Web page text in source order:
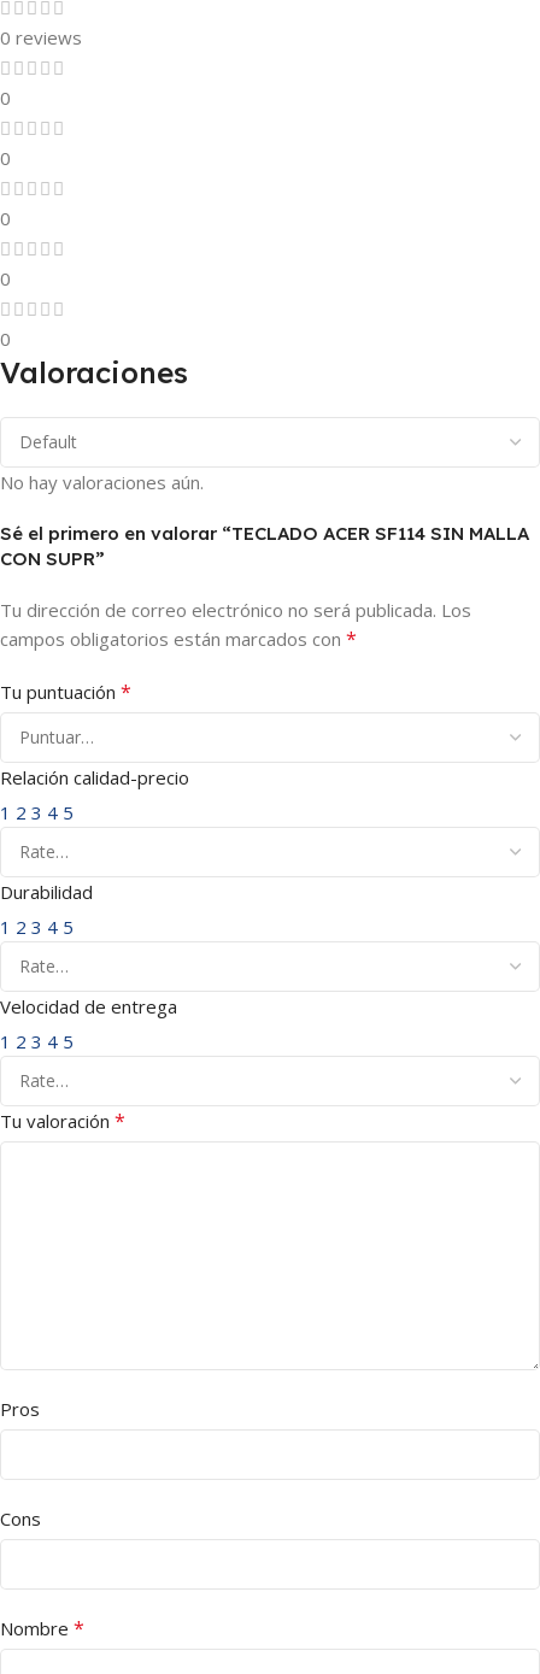
0 reviews
0
0
0
0
0
Valoraciones
No hay valoraciones aún.
Sé el primero en valorar “TECLADO ACER SF114 SIN MALLA
CON SUPR”
Tu dirección de correo electrónico no será publicada. Los
campos obligatorios están marcados con *
Tu puntuación *
Relación calidad-precio
1 2 3 4 5
Durabilidad
1 2 3 4 5
Velocidad de entrega
1 2 3 4 5
Tu valoración *
Pros
Cons
Nombre *